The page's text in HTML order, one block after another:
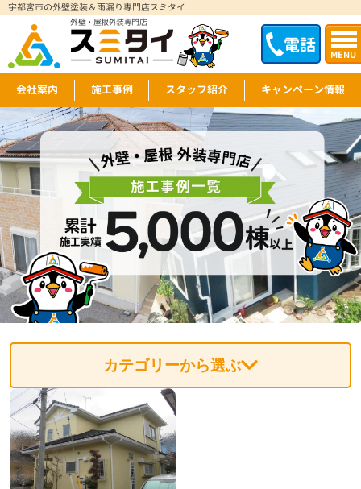
電話 MENU
宇都宮市の外壁塗装＆雨漏り専門店スミタイ
外壁・屋根外装専門店
会社案内 施工事例 スタッフ紹介 キャンペーン情報
カテゴリーから選ぶ